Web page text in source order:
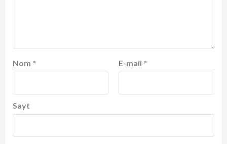
Nom * E-mail *
Sayt